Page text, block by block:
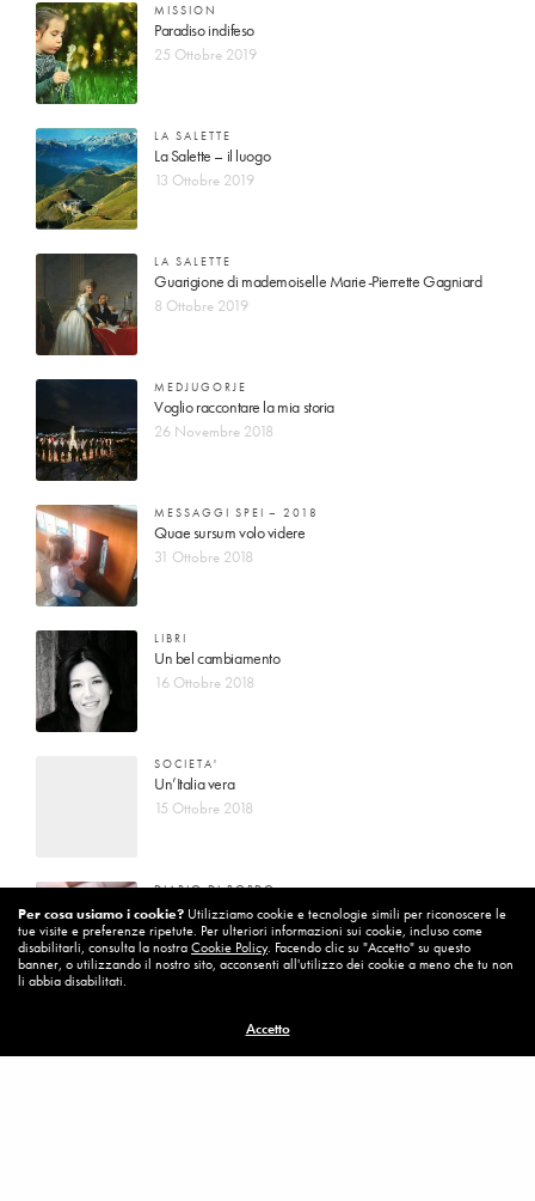
MISSION
Paradiso indifeso
25 Ottobre 2019
LA SALETTE
La Salette – il luogo
13 Ottobre 2019
LA SALETTE
Guarigione di mademoiselle Marie-Pierrette Gagniard
8 Ottobre 2019
MEDJUGORJE
Voglio raccontare la mia storia
26 Novembre 2018
MESSAGGI SPEI – 2018
Quae sursum volo videre
31 Ottobre 2018
LIBRI
Un bel cambiamento
16 Ottobre 2018
SOCIETA'
Un’Italia vera
15 Ottobre 2018
DIARIO DI BORDO
La vita vince sempre
8 Ottobre 2018
Per cambiare ci vuole coraggio
8 Ottobre 2018
Per cosa usiamo i cookie? Utilizziamo cookie e tecnologie simili per riconoscere le
tue visite e preferenze ripetute. Per ulteriori informazioni sui cookie, incluso come
disabilitarli, consulta la nostraCookie Policy. Facendo clic su "Accetto" su questo
banner, o utilizzando il nostro sito, acconsenti all'utilizzo dei cookie a meno che tu non
li abbia disabilitati.
Accetto